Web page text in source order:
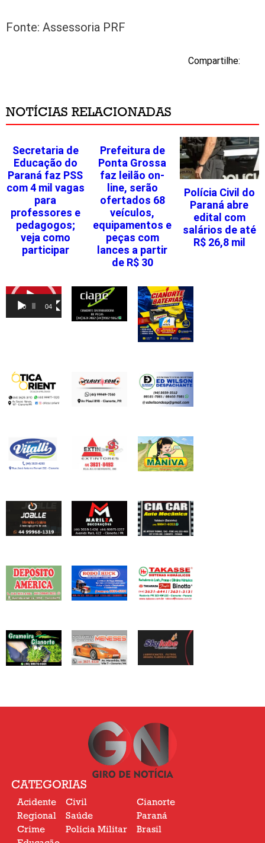
Fonte: Assessoria PRF
Compartilhe:
NOTÍCIAS RELACIONADAS
Secretaria de
Educação do
Paraná faz PSS
com 4 mil vagas
para
professores e
pedagogos;
veja como
participar
Prefeitura de
Ponta Grossa
faz leilão on-
line, serão
ofertados 68
veículos,
equipamentos e
peças com
lances a partir
de R$ 30
Polícia Civil do
Paraná abre
edital com
salários de até
R$ 26,8 mil
Tocador
vídeo
00:00 04:46
CATEGORIAS
Acidente
Regional
Crime
Civil
Saúde
Polícia Militar
Cianorte
Paraná
Brasil